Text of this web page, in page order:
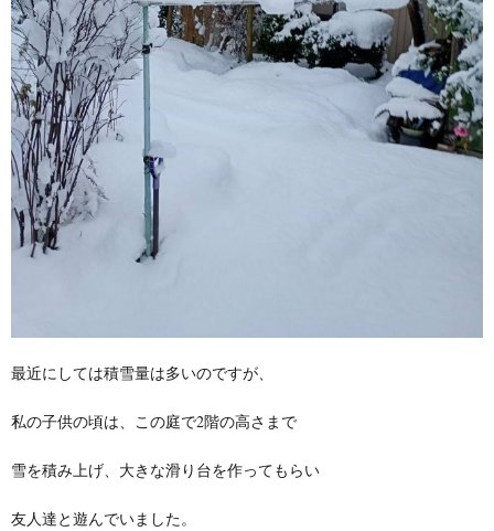
最近にしては積雪量は多いのですが、
私の子供の頃は、この庭で2階の高さまで
雪を積み上げ、大きな滑り台を作ってもらい
友人達と遊んでいました。